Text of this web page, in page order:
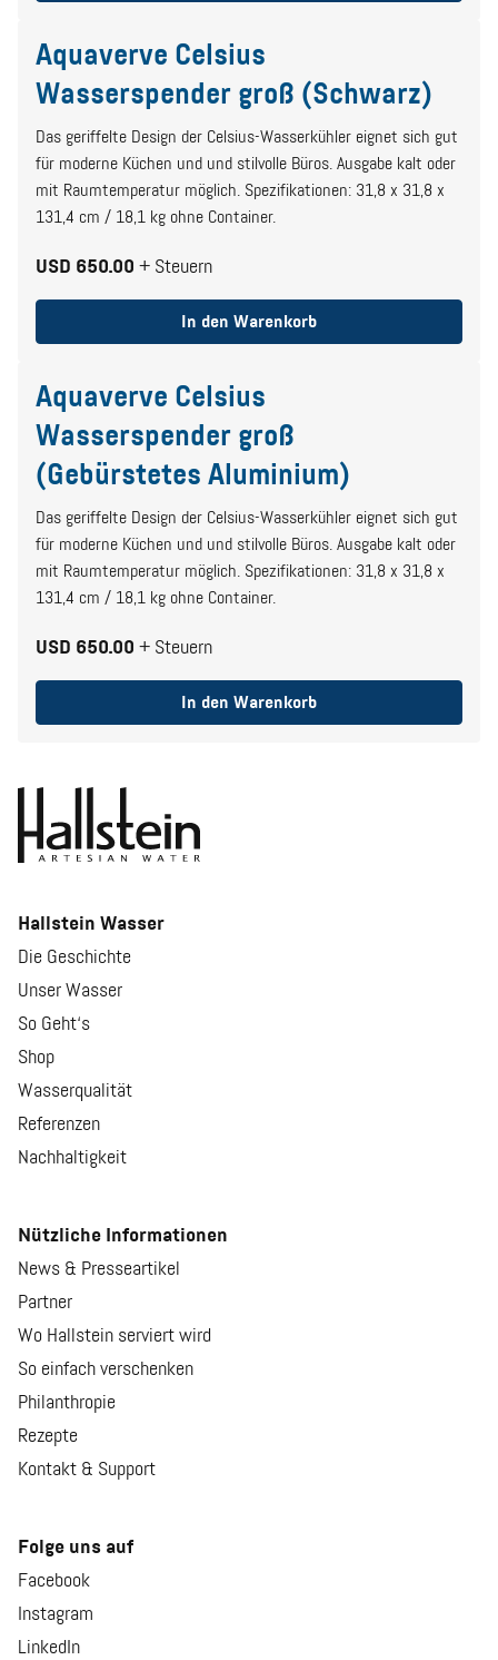
Aquaverve Celsius
Wasserspender groß (Schwarz)
Das geriffelte Design der Celsius-Wasserkühler eignet sich gut
für moderne Küchen und und stilvolle Büros. Ausgabe kalt oder
mit Raumtemperatur möglich. Spezifikationen: 31,8 x 31,8 x
131,4 cm / 18,1 kg ohne Container.
USD 650.00 + Steuern
In den Warenkorb
Aquaverve Celsius
Wasserspender groß
(Gebürstetes Aluminium)
Das geriffelte Design der Celsius-Wasserkühler eignet sich gut
für moderne Küchen und und stilvolle Büros. Ausgabe kalt oder
mit Raumtemperatur möglich. Spezifikationen: 31,8 x 31,8 x
131,4 cm / 18,1 kg ohne Container.
USD 650.00 + Steuern
In den Warenkorb
Hallstein Wasser
Die Geschichte
Unser Wasser
So Geht‘s
Shop
Wasserqualität
Referenzen
Nachhaltigkeit
Nützliche Informationen
News & Presseartikel
Partner
Wo Hallstein serviert wird
So einfach verschenken
Philanthropie
Rezepte
Kontakt & Support
Folge uns auf
Facebook
Instagram
LinkedIn